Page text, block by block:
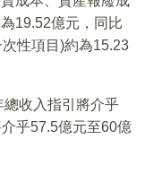
19.52億元，同比
性項目)約為15.23
收入指引將介乎
乎57.5億元至60億